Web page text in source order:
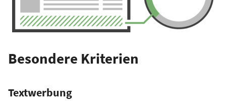
Besondere Kriterien
Textwerbung